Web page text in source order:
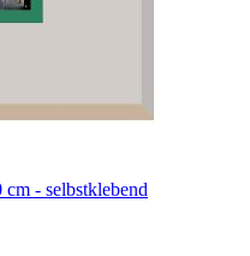
- selbstklebend